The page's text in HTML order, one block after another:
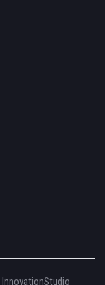
InnovationStudio